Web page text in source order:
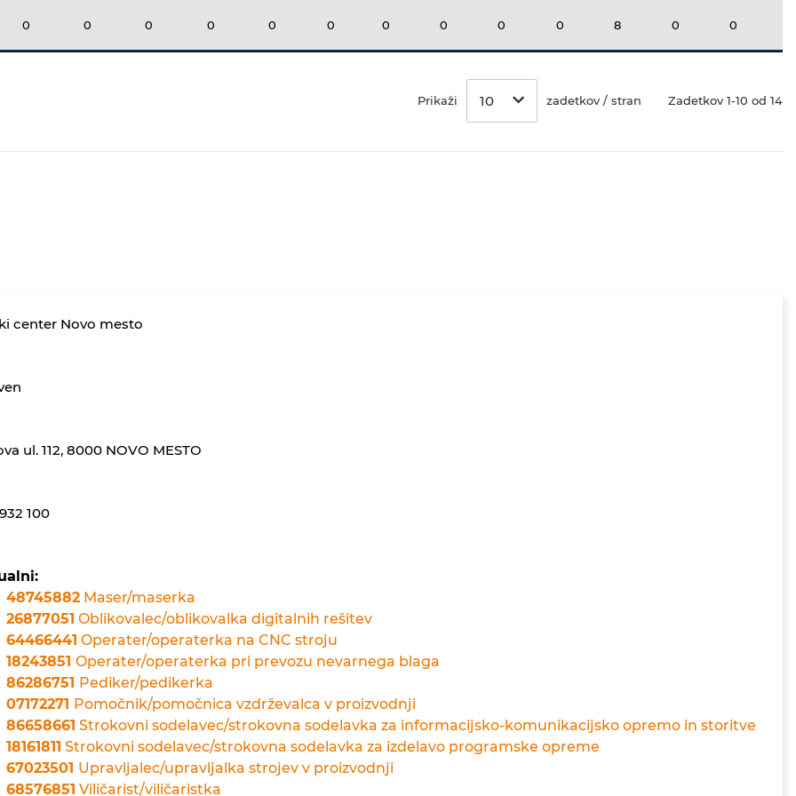
0 0 0 0 0 0 0 0 0 0 8 0 0
Prikaži 10 zadetkov / stran Zadetkov 1-10 od 14
center Novo mesto
ul. 112, 8000 NOVO MESTO
100
48745882 Maser/maserka
26877051 Oblikovalec/oblikovalka digitalnih rešitev
64466441 Operater/operaterka na CNC stroju
18243851 Operater/operaterka pri prevozu nevarnega blaga
86286751 Pediker/pedikerka
07172271 Pomočnik/pomočnica vzdrževalca v proizvodnji
86658661 Strokovni sodelavec/strokovna sodelavka za informacijsko-komunikacijsko opremo in storitve
18161811 Strokovni sodelavec/strokovna sodelavka za izdelavo programske opreme
67023501 Upravljalec/upravljalka strojev v proizvodnji
68576851 Viličarist/viličaristka